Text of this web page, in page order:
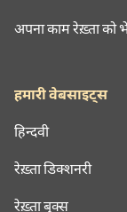
अपना काम रेख़्ता को
हमारी वेबसाइट्स
हिन्दवी
रेख़्ता डिक्शनरी
रेख़्ता बुक्स